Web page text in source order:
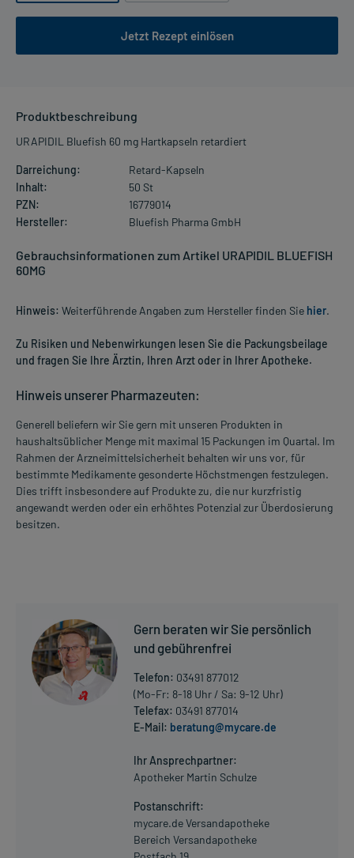
Jetzt Rezept einlösen
Produktbeschreibung
URAPIDIL Bluefish 60 mg Hartkapseln retardiert
Darreichung:
Retard-Kapseln
Inhalt:
50 St
PZN:
16779014
Hersteller:
Bluefish Pharma GmbH
Gebrauchsinformationen zum Artikel URAPIDIL BLUEFISH
60MG
Hinweis: Weiterführende Angaben zum Hersteller finden Sie hier.
Zu Risiken und Nebenwirkungen lesen Sie die Packungsbeilage
und fragen Sie Ihre Ärztin, Ihren Arzt oder in Ihrer Apotheke.
Hinweis unserer Pharmazeuten:
Generell beliefern wir Sie gern mit unseren Produkten in
haushaltsüblicher Menge mit maximal 15 Packungen im Quartal. Im
Rahmen der Arzneimittelsicherheit behalten wir uns vor, für
bestimmte Medikamente gesonderte Höchstmengen festzulegen.
Dies trifft insbesondere auf Produkte zu, die nur kurzfristig
angewandt werden oder ein erhöhtes Potenzial zur Überdosierung
besitzen.
Gern beraten wir Sie persönlich
und gebührenfrei
Telefon: 03491 877012
(Mo-Fr: 8-18 Uhr / Sa: 9-12 Uhr)
Telefax: 03491 877014
E-Mail: beratung@mycare.de
Ihr Ansprechpartner:
Apotheker Martin Schulze
Postanschrift:
mycare.de Versandapotheke
Bereich Versandapotheke